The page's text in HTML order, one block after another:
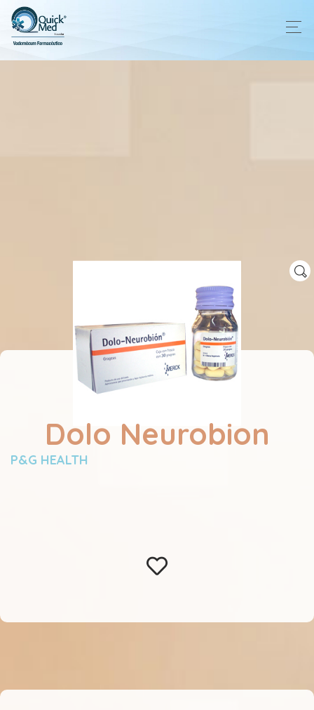
Dolo Neurobion
P&G HEALTH